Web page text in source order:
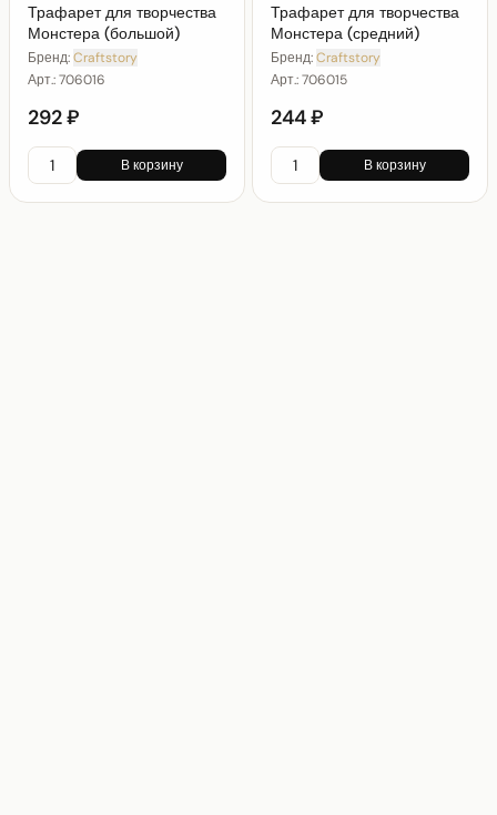
Трафарет для творчества
Монстера (большой)
Бренд:Craftstory
Арт.:706016
292 ₽
В корзину
Трафарет для творчества
Монстера (средний)
Бренд:Craftstory
Арт.:706015
244 ₽
В корзину